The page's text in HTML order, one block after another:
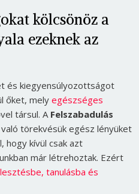
kölcsönöz a
ezeknek az
és kiegyensúlyozottságot
őket, melyegészséges
társul. AFelszabadulás
törekvésük egész lényüket
hogy kívül csak azt
már létrehoztak. Ezért
tanulásba és